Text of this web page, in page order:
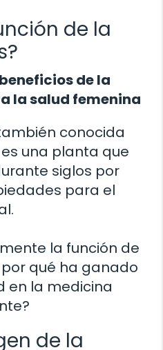
de la
de la
la salud femenina
conocida
una planta que
siglos por
para el
la función de
qué ha ganado
en la medicina
de la